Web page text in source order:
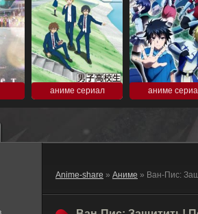
аниме сериал аниме
Anime-share » Аниме » Ван-Пис: